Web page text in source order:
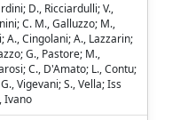
D., Ricciardulli; V.,
C. M., Galluzzo; M.,
A., Cingolani; A., Lazzarin;
G., Pastore; M.,
C., D'Amato; L., Contu;
Vigevani; S., Vella; Iss
Ivano